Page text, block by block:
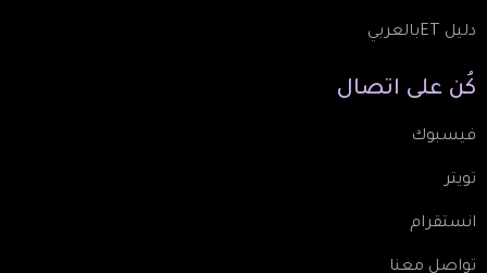
دليل ETبالعربي
كُن على اتصال
فيسبوك
تويتر
انستقرام
تواصل معنا